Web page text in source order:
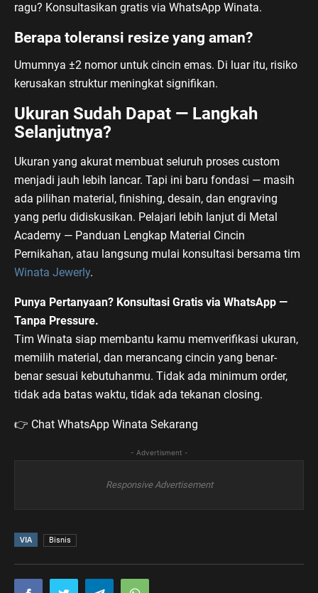
ragu? Konsultasikan gratis via WhatsApp Winata.
Berapa toleransi resize yang aman?
Umumnya ±2 nomor untuk cincin emas. Di luar itu, risiko
kerusakan struktur meningkat signifikan.
Ukuran Sudah Dapat — Langkah
Selanjutnya?
Ukuran yang akurat membuat seluruh proses custom
menjadi jauh lebih lancar. Tapi ini baru fondasi — masih
ada pilihan material, finishing, desain, dan engraving
yang perlu didiskusikan. Pelajari lebih lanjut di Metal
Academy — Panduan Lengkap Material Cincin
Pernikahan, atau langsung mulai konsultasi bersama tim
Winata Jewerly.
Punya Pertanyaan? Konsultasi Gratis via WhatsApp —
Tanpa Pressure.
Tim Winata siap membantu kamu memverifikasi ukuran,
memilih material, dan merancang cincin yang benar-
benar sesuai kebutuhanmu. Tidak ada minimum order,
tidak ada batas waktu, tidak ada tekanan closing.
👉 Chat WhatsApp Winata Sekarang
- Advertisment -
Responsive Advertisement
VIA Bisnis